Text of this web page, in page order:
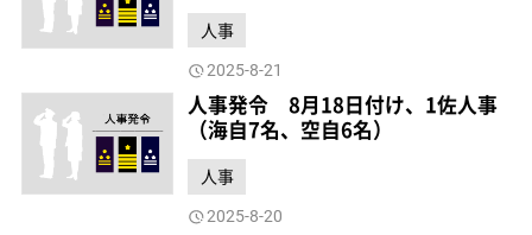
人事
2025-8-21
人事発令 8月18日付け、1佐人事
（海自7名、空自6名）
人事
2025-8-20